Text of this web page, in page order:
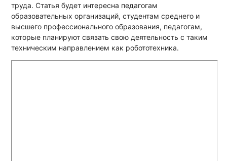
труда. Статья будет интересна педагогам
образовательных организаций, студентам среднего и
высшего профессионального образования, педагогам,
которые планируют связать свою деятельность с таким
техническим направлением как робототехника.